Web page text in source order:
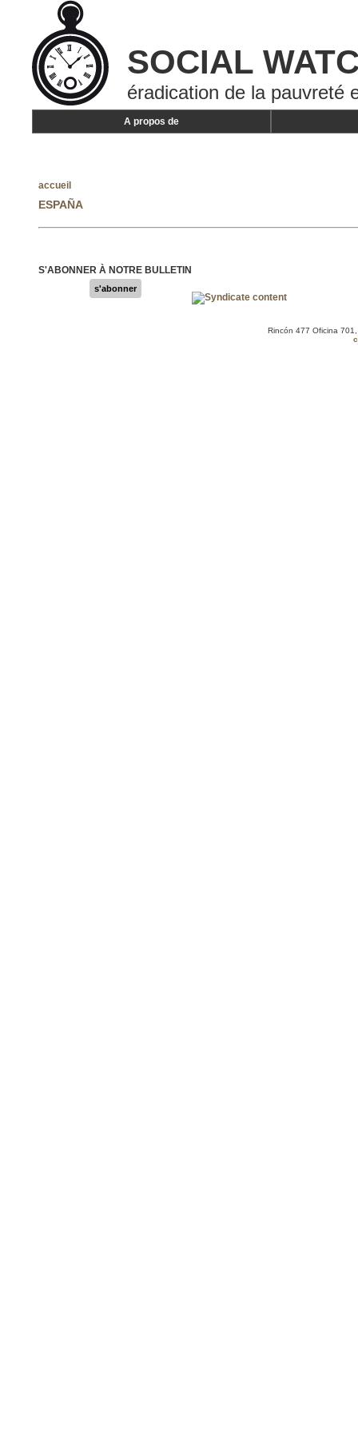
SOCIAL
éradication de la pauvreté
A propos de
accueil
ESPAÑA
S'ABONNER À NOTRE BULLETIN
s'abonner
Rincón 477 Oficina